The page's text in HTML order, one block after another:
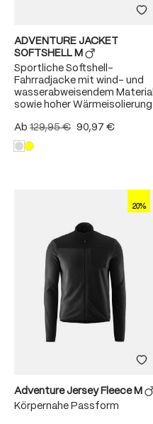
ADVENTURE JACKET
SOFTSHELL M
Sportliche Softshell-
Fahrradjacke mit wind- und
wasserabweisendem Material
sowie hoher Wärmeisolierung
Ab 129,95 € 90,97 €
20%
Adventure Jersey Fleece M
Körpernahe Passform